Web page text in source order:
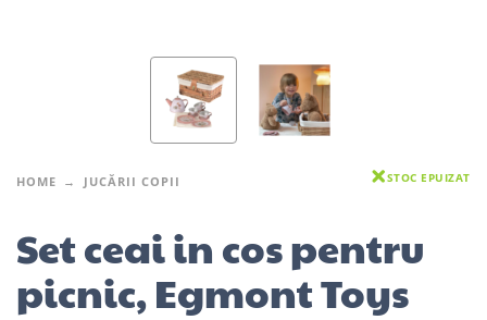
HOME JUCĂRII COPII STOC EPUIZAT
Set ceai in cos pentru
picnic, Egmont Toys